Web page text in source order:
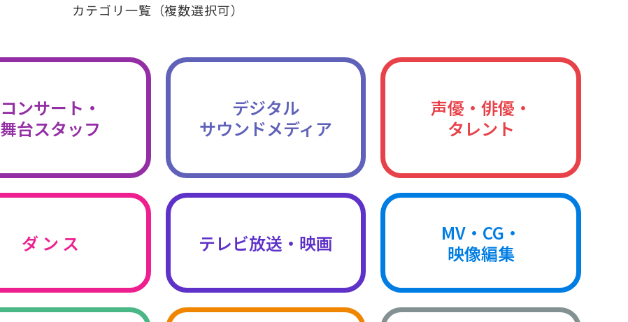
カテゴリ一覧（複数選択可）
コンサート・
舞台スタッフ
デジタル
サウンドメディア
声優・俳優・
タレント
ダ ン ス テレビ放送・映画
MV・CG・
映像編集